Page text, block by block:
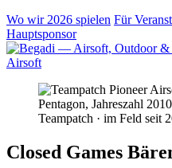
Wo wir 2026 spielen Für
Hauptsponsor
Teampatch · im Feld seit
Closed Games